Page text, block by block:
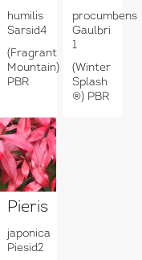
humilis
Sarsid4
(Fragrant
Mountain)
PBR
procumbens
Gaulbri
1
(Winter
Splash
®) PBR
Pieris
japonica
Piesid2